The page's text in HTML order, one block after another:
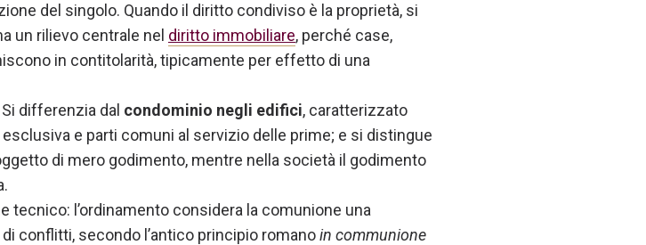
del singolo. Quando il diritto condiviso è la proprietà, si
un rilievo centrale nel diritto immobiliare, perché case,
in contitolarità, tipicamente per effetto di una
differenzia dal condominio negli edifici, caratterizzato
e parti comuni al servizio delle prime; e si distingue
di mero godimento, mentre nella società il godimento
tecnico: l’ordinamento considera la comunione una
conflitti, secondo l’antico principio romanoin communione